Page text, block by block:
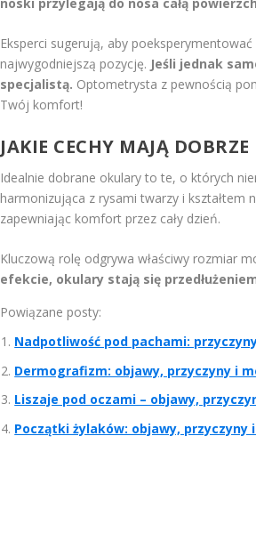
Eksperci sugerują, aby
najwygodniejszą pozycję. Jeśli jednak
specjalistą. Optometrysta z pewnością
Twój komfort!
JAKIE CECHY MAJĄ
Idealnie dobrane okulary to te, o których
harmonizująca z rysami twarzy i
zapewniając komfort przez cały dzień.
Kluczową rolę odgrywa właściwy rozmiar
efekcie, okulary stają się
Powiązane posty:
Nadpotliwość pod pachami:
Dermografizm: objawy, przyczyny i
Liszaje pod oczami – objawy,
Początki żylaków: objawy, przyczyny